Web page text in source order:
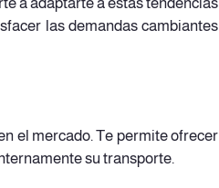
las demandas cambiantes
el mercado. Te permite ofrecer
su transporte.